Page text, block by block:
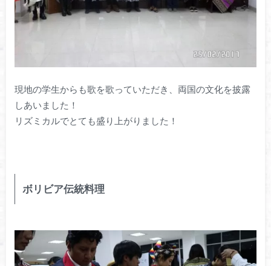
現地の学生からも歌を歌っていただき、両国の文化を披露
しあいました！
リズミカルでとても盛り上がりました！
ボリビア伝統料理